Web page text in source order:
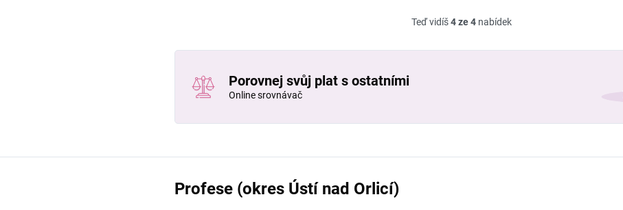
Teď vidíš4 ze 4 nabídek
Porovnej svůj plat s ostatními
Online srovnávač
Profese (okres Ústí nad Orlicí)